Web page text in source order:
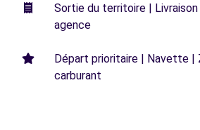
Sortie du territoire |
agence
Départ prioritaire | Navette |
carburant